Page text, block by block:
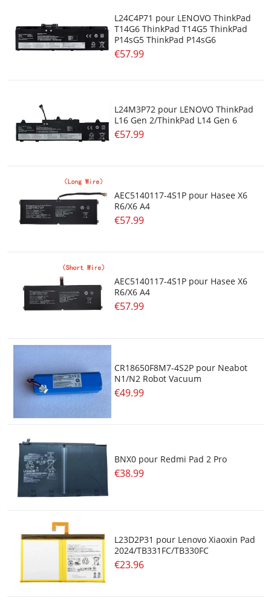
MACHENIKE
MOTION
NEC
SAMSUNG
SMP
SONY
SUNWODA
TOSHIBA
TREKSTOR
XIAOMI
L24C4P71 pour LENOVO ThinkPad
T14G6 ThinkPad T14G5 ThinkPad
P14sG5 ThinkPad P14sG6
€57.99
L24M3P72 pour LENOVO ThinkPad
L16 Gen 2/ThinkPad L14 Gen 6
€57.99
AEC5140117-4S1P pour Hasee X6
R6/X6 A4
€57.99
AEC5140117-4S1P pour Hasee X6
R6/X6 A4
€57.99
CR18650F8M7-4S2P pour Neabot
N1/N2 Robot Vacuum
€49.99
BNX0 pour Redmi Pad 2 Pro
€38.99
L23D2P31 pour Lenovo Xiaoxin Pad
2024/TB331FC/TB330FC
€23.96